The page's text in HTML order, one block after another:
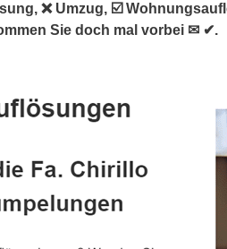
❌ Umzug, ☑️
Sie doch mal vorbei ✉ ✔.